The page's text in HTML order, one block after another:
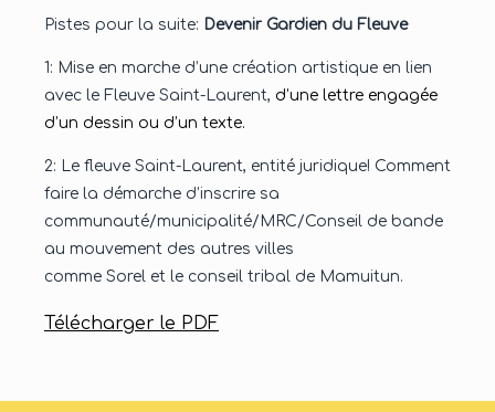
Pistes pour la suite: Devenir Gardien du Fleuve
1: Mise en marche d’une création artistique en lien
avec le Fleuve Saint-Laurent, d’une lettre engagée
d’un dessin ou d’un texte.
2: Le fleuve Saint-Laurent, entité juridique! Comment
faire la démarche d’inscrire sa
communauté/municipalité/MRC/Conseil de bande
au mouvement des autres villes
comme Sorel et le conseil tribal de Mamuitun.